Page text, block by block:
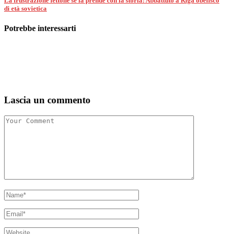
di età sovietica
Potrebbe interessarti
Lascia un commento